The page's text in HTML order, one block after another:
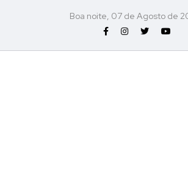
Boa noite, 07 de Agosto de